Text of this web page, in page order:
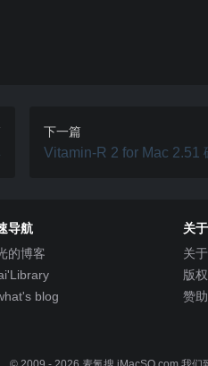
下一篇
Vitamin-R 2 for Mac 2.51
导航
的博客
blog
关
关
版
赞